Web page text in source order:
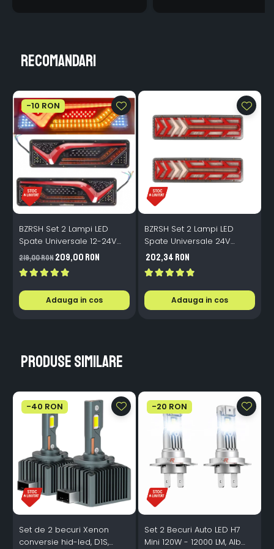
Recomandari
-10 RON
BZRSH Set 2 Lampi LED
Spate Universale 12-24V
Semnalizare 46x13cm Rosu
Chihlimbar Alb
219,00 RON209,00 RON
Adauga in cos
BZRSH Set 2 Lampi LED
Spate Universale 24V
Semnalizare Dinamica
46x13cm Rosu Galben Alb
202,34 RON
Adauga in cos
Produse similare
-40 RON
Set de 2 becuri Xenon
conversie hid-led, D1S,
-20 RON
Set 2 Becuri Auto LED H7
Mini 120W - 12000 LM, Alb